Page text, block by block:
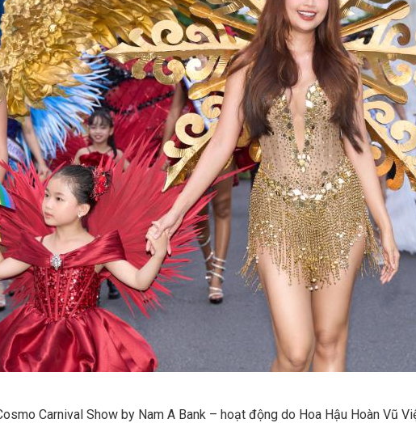
Carnival Show by Nam A Bank – hoạt động do Hoa Hậu Hoàn Vũ